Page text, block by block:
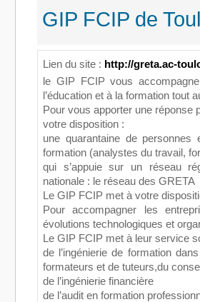
GIP FCIP de
Lien du site : http://greta.ac-
le GIP FCIP vous
l’éducation et à la formation tout
Pour vous apporter une réponse
votre disposition :
une quarantaine de
formation (analystes du travail,
qui s’appuie sur un réseau
nationale : le réseau des GRETA
Le GIP FCIP met à votre
Pour accompagner les
évolutions technologiques et
Le GIP FCIP met à leur service
de l’ingénierie de formation
formateurs et de tuteurs,du
de l’ingénierie financière
de l’audit en formation